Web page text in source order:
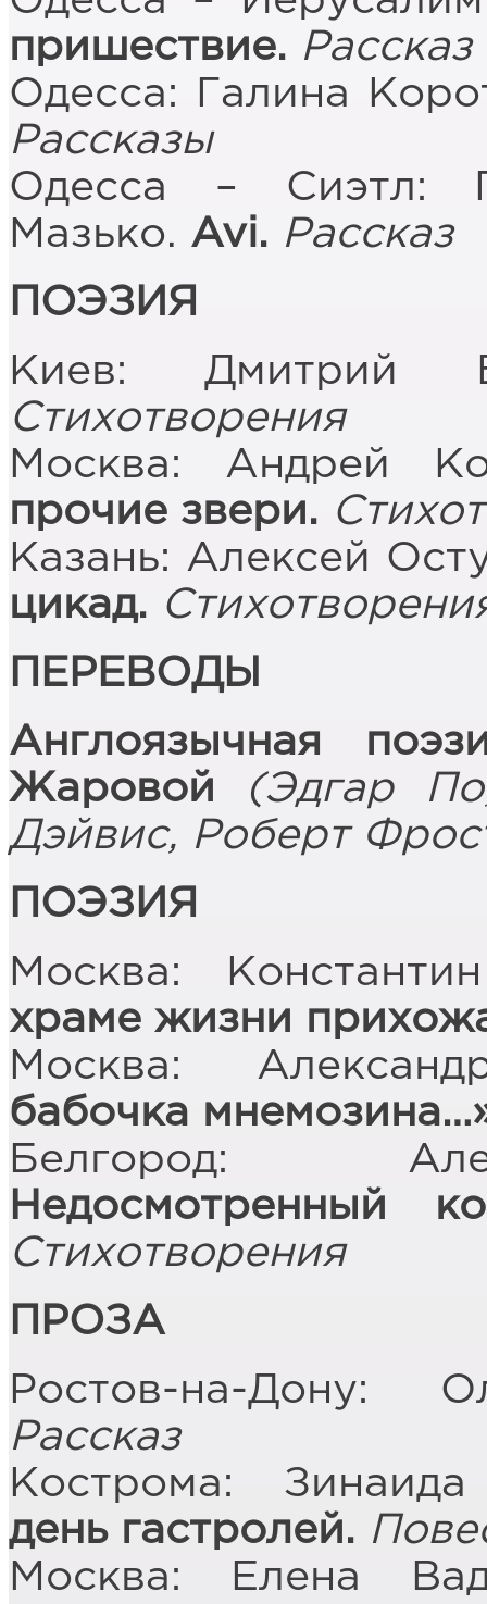
пришествие.
Одесса: Галина
Рассказы
Одесса – Сиэтл:
Мазько. Avi. Рассказ
ПОЭЗИЯ
Киев: Дмитрий
Стихотворения
Москва: Андрей
прочие звери.
Казань: Алексей
цикад.
ПЕРЕВОДЫ
Англоязычная
Жаровой
(Эдгар
Дэйвис, Роберт
ПОЭЗИЯ
Москва:
храме жизни
Москва:
бабочка
Белгород:
Недосмотренный
Стихотворения
ПРОЗА
Ростов-на-Дону:
Рассказ
Кострома:
день гастролей.
Москва: Елена